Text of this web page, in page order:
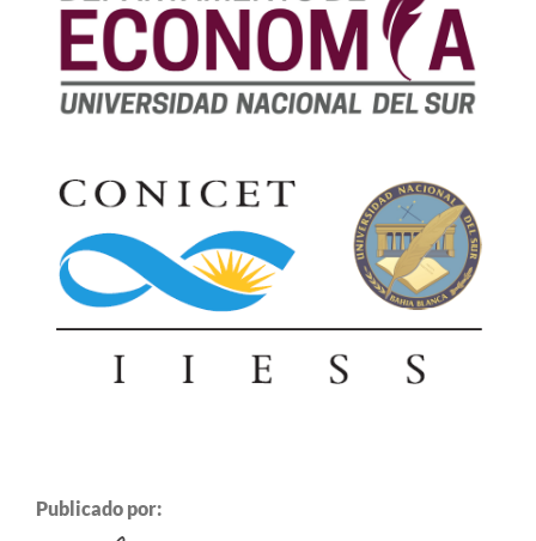
Publicado por: